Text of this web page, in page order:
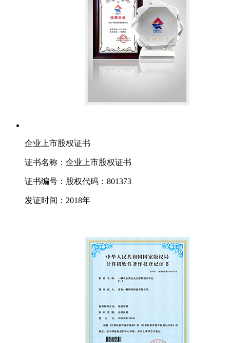
企业上市股权证书
证书名称：企业上市股权证书
证书编号：股权代码：801373
发证时间：2018年